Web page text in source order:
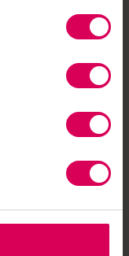
établi à
une forêt
appliqués
un écosystème
aléas